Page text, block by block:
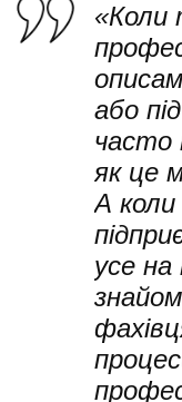
«Коли
або
часто
як це
А
усе на